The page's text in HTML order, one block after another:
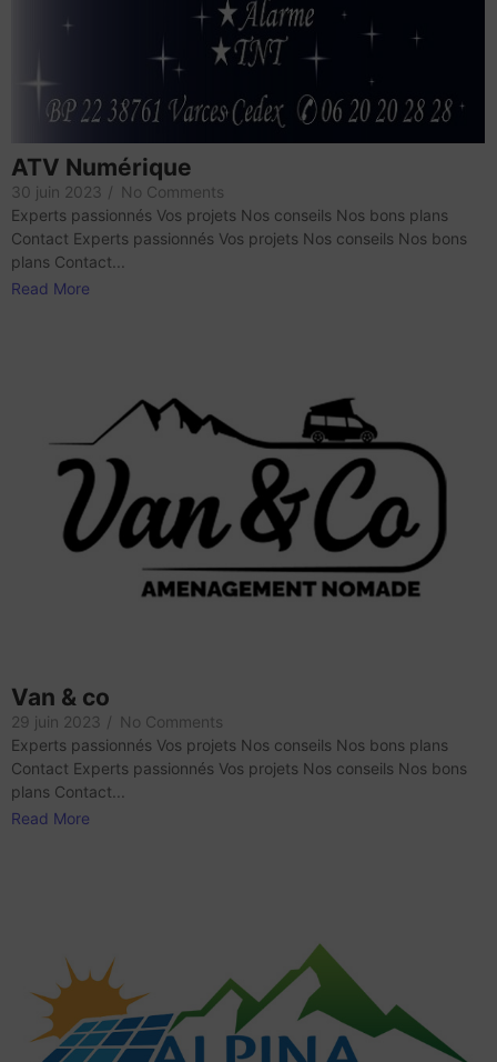
ATV Numérique
30 juin 2023 / No Comments
Experts passionnés Vos projets Nos conseils Nos bons plans
Contact Experts passionnés Vos projets Nos conseils Nos bons
plans Contact...
Read More
Van & co
29 juin 2023 / No Comments
Experts passionnés Vos projets Nos conseils Nos bons plans
Contact Experts passionnés Vos projets Nos conseils Nos bons
plans Contact...
Read More